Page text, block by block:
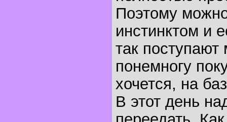
Поэтому
инстинктом и
так поступают
понемногу
хочется, на
В этот день